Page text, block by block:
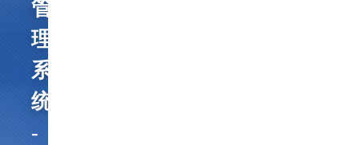
管
理
系
统
-